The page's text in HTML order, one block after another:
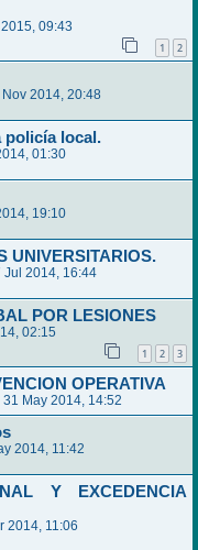
09:43
1 2
2014, 20:48
policía local.
01:30
19:10
UNIVERSITARIOS.
Jul 2014, 16:44
POR LESIONES
02:15
1 2 3
OPERATIVA
31 May 2014, 14:52
2014, 11:42
Y EXCEDENCIA
2014, 11:06